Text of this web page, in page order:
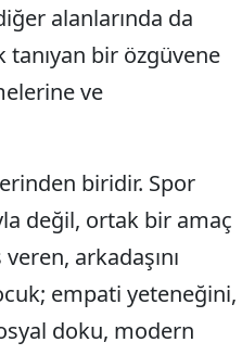
alanlarında da
tanıyan bir özgüvene
ve
biridir. Spor
değil, ortak bir amaç
arkadaşını
empati yeteneğini,
doku, modern